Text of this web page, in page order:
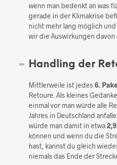
wenn man bedenkt an was
gerade in der Klimakrise
nicht mehr lang möglich
wir die Auswirkungen davon
Handling der
Mittlerweile ist jedes6.
Retoure. Als kleines
einmal vor man würde alle
Jahres in Deutschland
würde man damit in etwa
können und wenn du die
hast, kannst du gleich
niemals das Ende der